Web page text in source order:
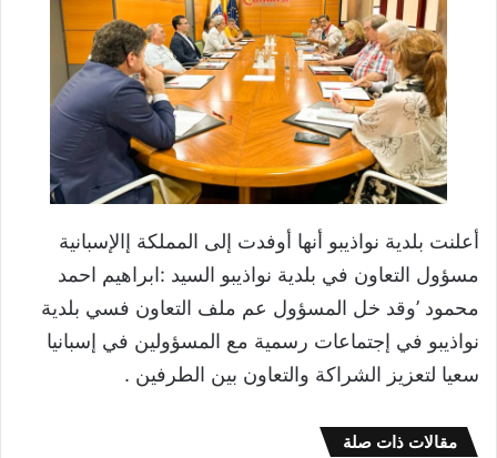
أعلنت بلدية نواذيبو أنها أوفدت إلى المملكة إالإسبانية
مسؤول التعاون في بلدية نواذيبو السيد :ابراهيم احمد
محمود ’وقد خل المسؤول عم ملف التعاون فسي بلدية
نواذيبو في إجتماعات رسمية مع المسؤولين في إسبانيا
سعيا لتعزيز الشراكة والتعاون بين الطرفين .
مقالات ذات صلة